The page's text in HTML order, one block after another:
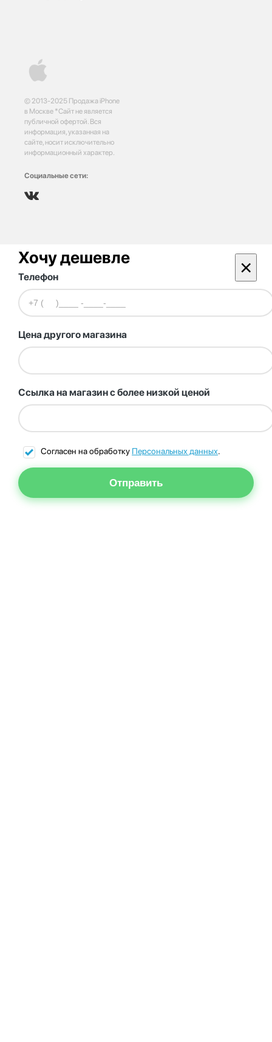
© 2013-2025 Продажа iPhone
в Москве *Сайт не является
публичной офертой. Вся
информация, указанная на
сайте, носит исключительно
информационный характер.
Социальные сети:
Хочу дешевле ×
Телефон
Цена другого магазина
Ссылка на магазин с более низкой ценой
Согласен на обработку Персональных данных.
Отправить